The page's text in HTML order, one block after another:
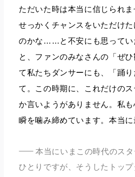
ただいた時は本当に信じられ
せっかくチャンスをいただけ
のかな……と不安にも思ってい
と、ファンのみなさんの「ぜ
て私たちダンサーにも、「踊
て。この時期に、これだけの
か言いようがありません。私
瞬を噛み締めています。本当に
本当にいまこの時代のス
ひとりですが、そうしたトッ